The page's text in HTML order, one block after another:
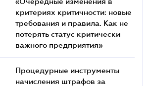
критериях критичности: новые
требования и правила. Как не
потерять статус критически
важного предприятия»
Процедурные инструменты
начисления штрафов за